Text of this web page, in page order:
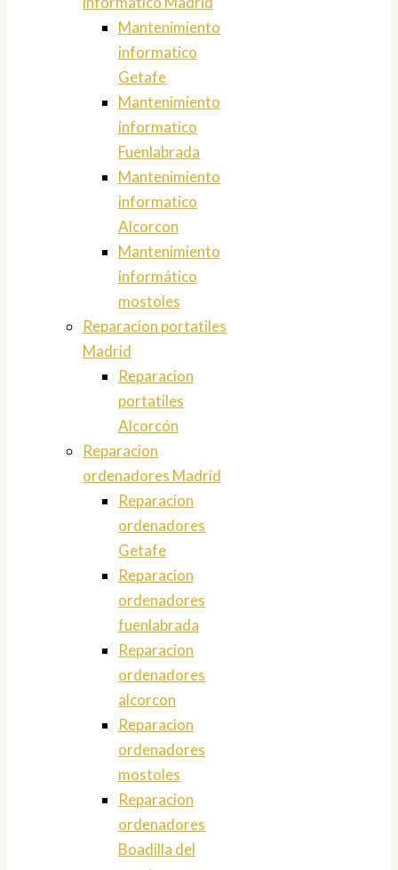
Mantenimiento
informatico
Getafe
Mantenimiento
informatico
Fuenlabrada
Mantenimiento
informatico
Alcorcon
Mantenimiento
informático
mostoles
Reparacion portatiles
Madrid
Reparacion
portatiles
Alcorcón
Reparacion
ordenadores Madrid
Reparacion
ordenadores
Getafe
Reparacion
ordenadores
fuenlabrada
Reparacion
ordenadores
alcorcon
Reparacion
ordenadores
mostoles
Reparacion
ordenadores
Boadilla del